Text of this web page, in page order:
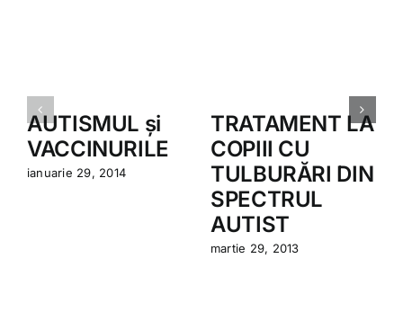
AUTISMUL și
VACCINURILE
ianuarie 29, 2014
TRATAMENT LA
COPIII CU
TULBURĂRI DIN
SPECTRUL
AUTIST
martie 29, 2013